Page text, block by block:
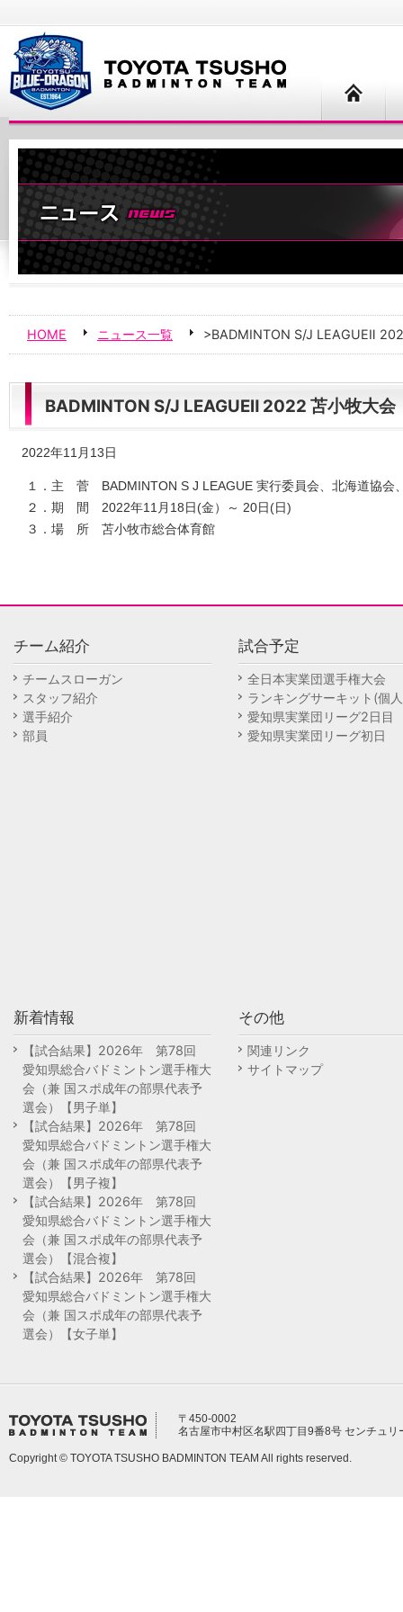
HOME ニュース一覧 >BADMINTON S/J LEAGUEⅡ
BADMINTON S/J LEAGUEⅡ 2022 苫小牧大会
2022年11月13日
１．主 菅 BADMINTON S J LEAGUE 実行委員会、北海道協会
２．期 間 2022年11月18日(金）～ 20日(日)
３．場 所 苫小牧市総合体育館
チーム紹介
チームスローガン
スタッフ紹介
選手紹介
部員
試合予定
全日本実業団選手権大会
ランキングサーキット(個
愛知県実業団リーグ2日目
愛知県実業団リーグ初日
新着情報
【試合結果】2026年 第78回
愛知県総合バドミントン選手権大
会（兼 国スポ成年の部県代表予
選会）【男子単】
【試合結果】2026年 第78回
愛知県総合バドミントン選手権大
会（兼 国スポ成年の部県代表予
選会）【男子複】
【試合結果】2026年 第78回
愛知県総合バドミントン選手権大
会（兼 国スポ成年の部県代表予
選会）【混合複】
【試合結果】2026年 第78回
愛知県総合バドミントン選手権大
会（兼 国スポ成年の部県代表予
選会）【女子単】
その他
関連リンク
サイトマップ
〒450-0002
名古屋市中村区名駅四丁目9番8号 センチュリ
Copyright © TOYOTA TSUSHO BADMINTON TEAM All rights reserved.